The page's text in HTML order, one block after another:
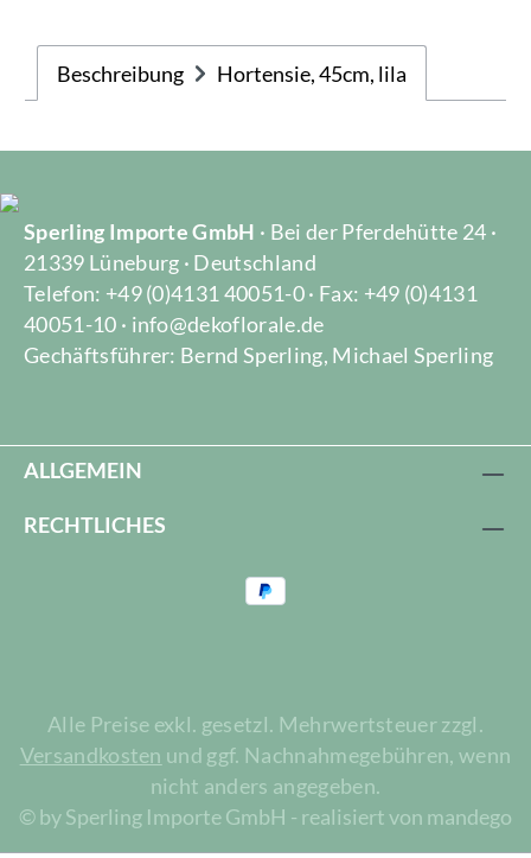
Beschreibung Hortensie, 45cm, lila
Sperling Importe GmbH · Bei der Pferdehütte 24 ·
21339 Lüneburg · Deutschland
Telefon: +49 (0)4131 40051-0 · Fax: +49 (0)4131
40051-10 · info@dekoflorale.de
Gechäftsführer: Bernd Sperling, Michael Sperling
ALLGEMEIN
RECHTLICHES
Alle Preise exkl. gesetzl. Mehrwertsteuer zzgl.
Versandkosten und ggf. Nachnahmegebühren, wenn
nicht anders angegeben.
© by Sperling Importe GmbH - realisiert von mandego